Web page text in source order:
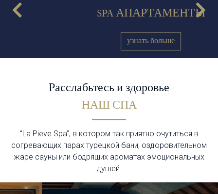
SPA АПАРТАМЕНТЫ
узнать больше
Расслабьтесь и здоровье
НАШ СПА
“La Pieve Spa”, в котором так приятно очутиться в
согревающих парах турецкой бани, оздоровительном
жаре сауны или бодрящих ароматах эмоциональных
душей.